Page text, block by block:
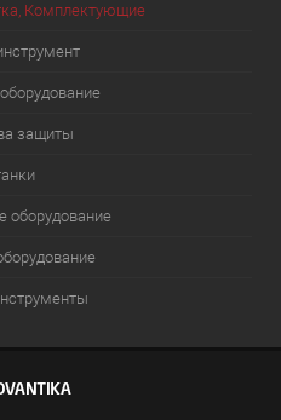
Комплектующие
защиты
оборудование